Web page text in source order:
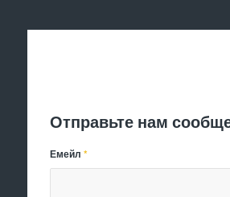
Отправьте нам
Емейл*